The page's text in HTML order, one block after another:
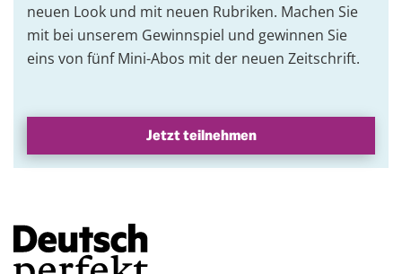
neuen Look und mit neuen Rubriken. Machen Sie
mit bei unserem Gewinnspiel und gewinnen Sie
eins von fünf Mini-Abos mit der neuen Zeitschrift.
Jetzt teilnehmen